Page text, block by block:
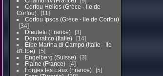
Corfou Helios (Grèce - Ile de
Corfou)
11
Corfou Ipsos (Grèce - Ile de Corfou)
34
Dieulefit (France)
3
Donoratico (Italie)
14
Elbe Marina di Campo (Italie - Ile
d'Elbe)
5
Engelberg (Suisse)
3
Flaine (France)
4
Forges les Eaux (France)
5